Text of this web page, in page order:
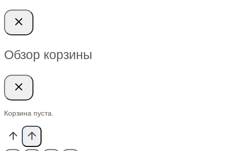
Обзор корзины
Корзина пуста.